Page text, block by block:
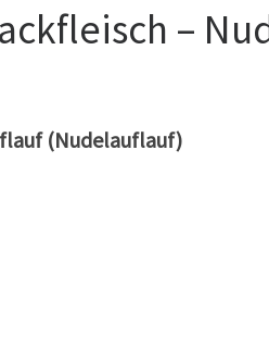
–
(Nudelauflauf)